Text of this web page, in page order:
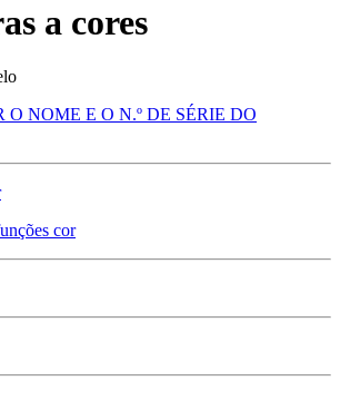
a cores
NOME E O N.º DE SÉRIE DO
cor